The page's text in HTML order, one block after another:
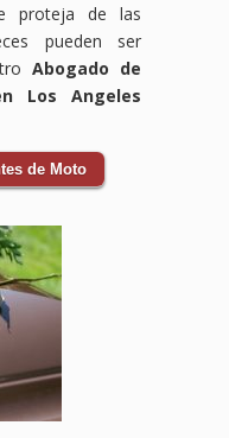
proteja de las
pueden ser
Abogado de
Los Angeles
de Moto